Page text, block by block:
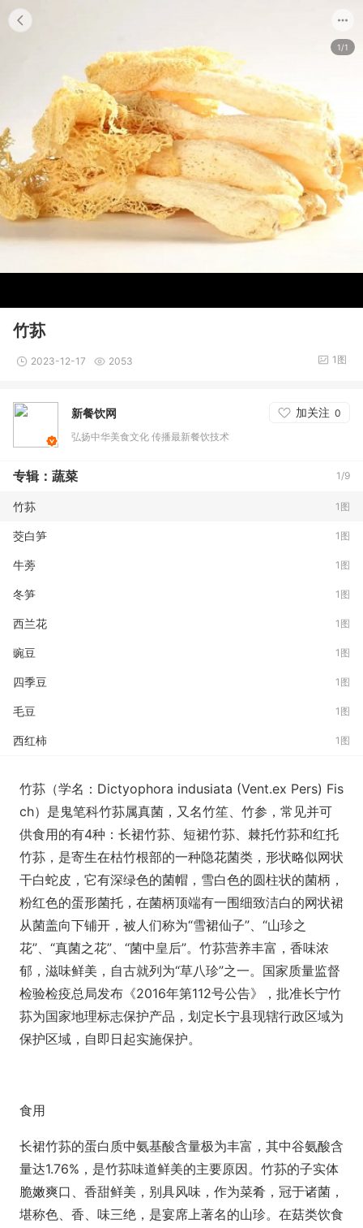
1/1
竹荪
2023-12-17 2053 1图
新餐饮网 加关注 0
弘扬中华美食文化 传播最新餐饮技术
1/9
专辑：蔬菜
1图
竹荪
1图
茭白笋
1图
牛蒡
1图
冬笋
1图
西兰花
1图
豌豆
1图
四季豆
1图
毛豆
1图
西红柿
竹荪（学名：Dictyophora indusiata (Vent.ex Pers) Fis
ch）是鬼笔科竹荪属真菌，又名竹笙、竹参，常见并可
供食用的有4种：长裙竹荪、短裙竹荪、棘托竹荪和红托
竹荪，是寄生在枯竹根部的一种隐花菌类，形状略似网状
干白蛇皮，它有深绿色的菌帽，雪白色的圆柱状的菌柄，
粉红色的蛋形菌托，在菌柄顶端有一围细致洁白的网状裙
从菌盖向下铺开，被人们称为“雪裙仙子”、“山珍之
花”、“真菌之花”、“菌中皇后”。竹荪营养丰富，香味浓
郁，滋味鲜美，自古就列为“草八珍”之一。国家质量监督
检验检疫总局发布《2016年第112号公告》，批准长宁竹
荪为国家地理标志保护产品，划定长宁县现辖行政区域为
保护区域，自即日起实施保护。
食用
长裙竹荪的蛋白质中氨基酸含量极为丰富，其中谷氨酸含
量达1.76%，是竹荪味道鲜美的主要原因。竹荪的子实体
脆嫩爽口、香甜鲜美，别具风味，作为菜肴，冠于诸菌，
堪称色、香、味三绝，是宴席上著名的山珍。在菇类饮食